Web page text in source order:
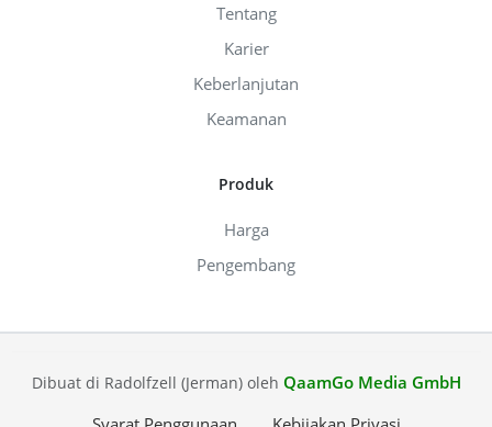
Tentang
Karier
Keberlanjutan
Keamanan
Produk
Harga
Pengembang
Dibuat di Radolfzell (Jerman) oleh QaamGo Media GmbH